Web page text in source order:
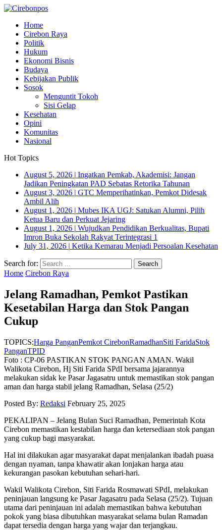
Home
Cirebon Raya
Politik
Hukum
Ekonomi Bisnis
Budaya
Kebijakan Publik
Sosok
Menguntit Tokoh
Sisi Gelap
Kesehatan
Opini
Komunitas
Nasional
Hot Topics
August 5, 2026 | Ingatkan Pemkab, Akademisi: Jangan
Jadikan Peningkatan PAD Sebatas Retorika Tahunan
August 3, 2026 | GTC Memperihatinkan, Pemkot Didesak
Ambil Alih
August 1, 2026 | Mubes IKA UGJ: Satukan Alumni, Pilih
Ketua Baru dan Perkuat Jejaring
August 1, 2026 | Wujudkan Pendidikan Berkualitas, Bupati
Imron Buka Sekolah Rakyat Terintegrasi 1
July 31, 2026 | Ketika Kemarau Menjadi Persoalan Kesehatan
Search for:
Home Cirebon Raya
Jelang Ramadhan, Pemkot Pastikan
Kesetabilan Harga dan Stok Pangan
Cukup
TOPICS:Harga PanganPemkot CirebonRamadhanSiti FaridaStok
PanganTPID
Foto : CP-06 PASTIKAN STOK PANGAN AMAN. Wakil
Walikota Cirebon, Hj Siti Farida SPdI bersama jajarannya
melakukan sidak ke Pasar Jagasatru untuk memastikan stok pangan
aman dan harga stabil jelang Ramadhan, Selasa (25/2)
Posted By: Redaksi February 25, 2025
PEKALIPAN – Jelang Bulan Suci Ramadhan, Pemerintah Kota
Cirebon memastikan kestabilan harga dan ketersediaan stok pangan
yang cukup bagi masyarakat.
Hal ini dilakukan agar masyarakat dapat menjalankan ibadah puasa
dengan nyaman, tanpa khawatir akan lonjakan harga atau
kekurangan pasokan kebutuhan sehari-hari.
Wakil Walikota Cirebon, Siti Farida Rosmawati SPdI, melakukan
peninjauan langsung ke Pasar Jagasatru pada Selasa (25/2). Tujuan
utama dari peninjauan ini adalah memastikan bahwa kebutuhan
pokok yang biasa dibutuhkan masyarakat selama bulan Ramadan
dapat tersedia dengan harga yang wajar dan terjangkau.